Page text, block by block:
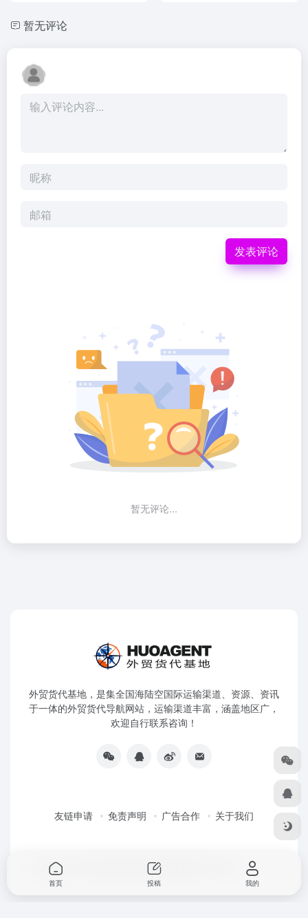
暂无评论
发表评论
暂无评论...
外贸货代基地，是集全国海陆空国际运输渠道、资源、资讯
于一体的外贸货代导航网站，运输渠道丰富，涵盖地区广，
欢迎自行联系咨询！
友链申请 免责声明 广告合作 关于我们
Copyright © 2026 外贸货代基地粤ICP备2023157751号
首页 投稿 我的